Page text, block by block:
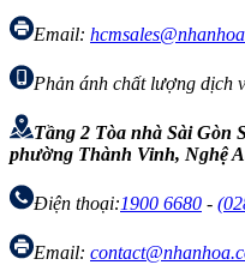
Email:
Phản ánh chất lượng dịch
Tầng 2 Tòa nhà Sài Gòn
phường Thành Vinh, Nghệ
Điện thoại:1900 6680 -
Email: